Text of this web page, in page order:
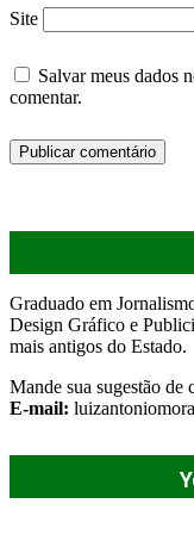
Site
Salvar meus dados
comentar.
Graduado em
Design Gráfico e
mais antigos do Estado.
Mande sua sugestão de
E-mail: